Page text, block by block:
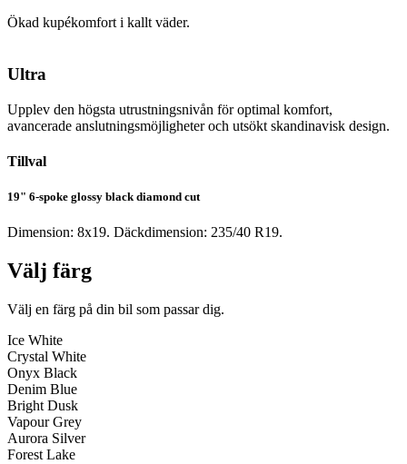
Ökad kupékomfort i kallt väder.
Ultra
Upplev den högsta utrustningsnivån för optimal komfort,
avancerade anslutningsmöjligheter och utsökt skandinavisk design.
Tillval
19" 6-spoke glossy black diamond cut
Dimension: 8x19. Däckdimension: 235/40 R19.
Välj färg
Välj en färg på din bil som passar dig.
Ice White
Crystal White
Onyx Black
Denim Blue
Bright Dusk
Vapour Grey
Aurora Silver
Forest Lake